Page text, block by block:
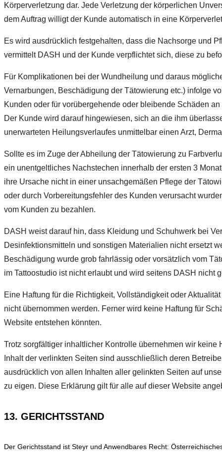
Körperverletzung dar. Jede Verletzung der körperlichen
dem Auftrag willigt der Kunde automatisch in eine
Es wird ausdrücklich festgehalten, dass die Nachsorge und
vermittelt DASH und der Kunde verpflichtet sich, diese zu
Für Komplikationen bei der Wundheilung und daraus
Vernarbungen, Beschädigung der Tätowierung etc.) infolge
Kunden oder für vorübergehende oder bleibende Schäden
Der Kunde wird darauf hingewiesen, sich an die ihm
unerwarteten Heilungsverlaufes unmittelbar einen Arzt,
Sollte es im Zuge der Abheilung der Tätowierung zu
ein unentgeltliches Nachstechen innerhalb der ersten 3
ihre Ursache nicht in einer unsachgemäßen Pflege der
oder durch Vorbereitungsfehler des Kunden verursacht
vom Kunden zu bezahlen.
DASH weist darauf hin, dass Kleidung und Schuhwerk bei
Desinfektionsmitteln und sonstigen Materialien nicht ersetzt
Beschädigung wurde grob fahrlässig oder vorsätzlich vom
im Tattoostudio ist nicht erlaubt und wird seitens DASH nicht
Eine Haftung für die Richtigkeit, Vollständigkeit oder
nicht übernommen werden. Ferner wird keine Haftung für
Website entstehen könnten.
Trotz sorgfältiger inhaltlicher Kontrolle übernehmen wir keine
Inhalt der verlinkten Seiten sind ausschließlich deren
ausdrücklich von allen Inhalten aller gelinkten Seiten auf
zu eigen. Diese Erklärung gilt für alle auf dieser Website
13. GERICHTSSTAND
Der Gerichtsstand ist Steyr und Anwendbares Recht: